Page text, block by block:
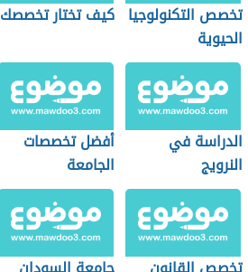
تخصص التكنولوجيا
الحيوية
كيف تختار تخصصك
الدراسة في
النرويج
أفضل تخصصات
الجامعة